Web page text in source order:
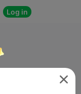
Log in
